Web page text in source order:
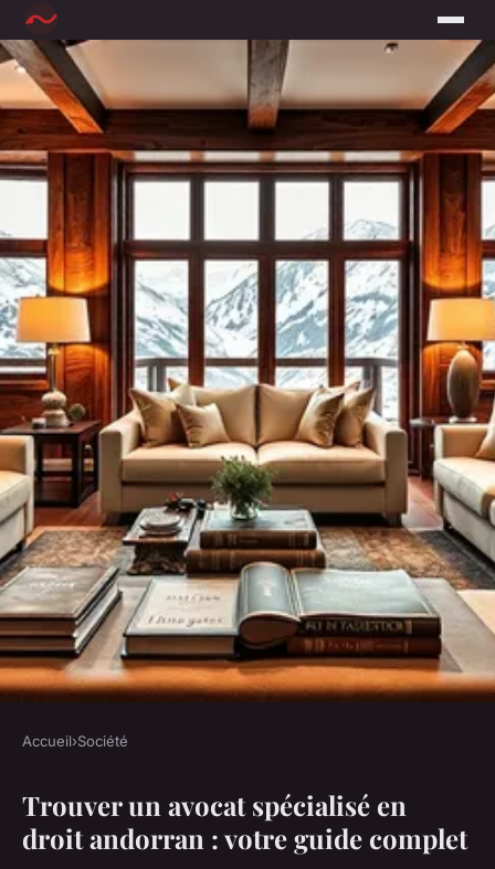
Avocats en andorre : trouvez
l'expert qu'il vous faut
Accueil›Société
Trouver un avocat spécialisé en
droit andorran : votre guide complet